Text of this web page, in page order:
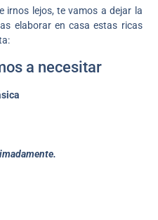
irnos lejos, te vamos a dejar la
elaborar en casa estas ricas
a necesitar